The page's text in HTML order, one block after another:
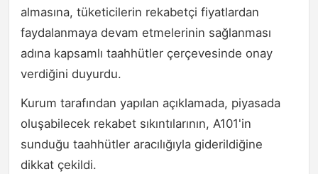
almasına, tüketicilerin rekabetçi fiyatlardan
faydalanmaya devam etmelerinin sağlanması
adına kapsamlı taahhütler çerçevesinde onay
verdiğini duyurdu.
Kurum tarafından yapılan açıklamada, piyasada
oluşabilecek rekabet sıkıntılarının, A101'in
sunduğu taahhütler aracılığıyla giderildiğine
dikkat çekildi.